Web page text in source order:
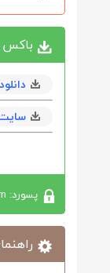
باکس
دانلود با
پسورد: softabzar.com